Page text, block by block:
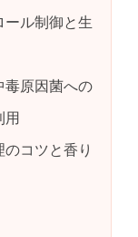
ール制御と生
毒原因菌への
用
コツと香り